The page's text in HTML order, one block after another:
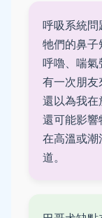
呼吸系統
牠們的鼻
呼嚕、喘
有一次朋友
還以為我在
還可能影
在高溫或潮
道。